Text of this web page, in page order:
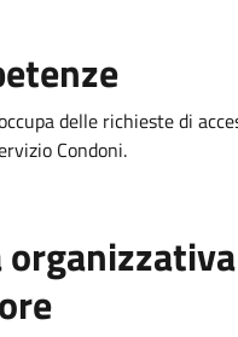
delle richieste di
Condoni.
organizzativa